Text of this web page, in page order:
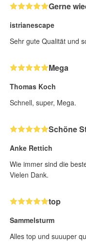
Gerne
istrianescape
Sehr gute Qualität und
Mega
Thomas Koch
Schnell, super, Mega.
Schöne
Anke Rettich
Wie immer sind die
Vielen Dank.
top
Sammelsturm
Alles top und suuuper